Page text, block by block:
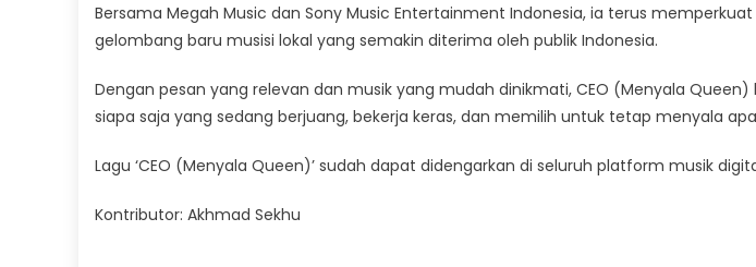
Bersama Megah Music dan Sony Music Entertainment Indonesia, ia terus
gelombang baru musisi lokal yang semakin diterima oleh publik Indonesia.
Dengan pesan yang relevan dan musik yang mudah dinikmati, CEO (Menyala
siapa saja yang sedang berjuang, bekerja keras, dan memilih untuk tetap menyala
Lagu ‘CEO (Menyala Queen)’ sudah dapat didengarkan di seluruh platform musik
Kontributor: Akhmad Sekhu